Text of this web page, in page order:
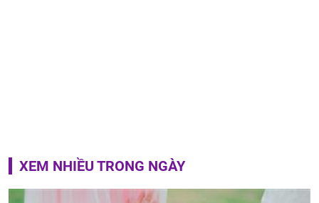
XEM NHIỀU TRONG NGÀY